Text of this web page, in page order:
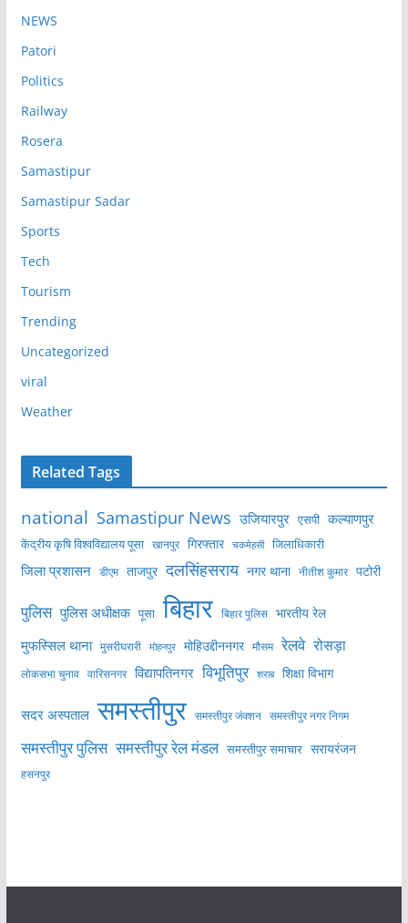
NEWS
Patori
Politics
Railway
Rosera
Samastipur
Samastipur Sadar
Sports
Tech
Tourism
Trending
Uncategorized
viral
Weather
Related Tags
national Samastipur News उजियारपुर एसपी कल्याणपुर
केंद्रीय कृषि विश्वविद्यालय पूसा खानपुर गिरफ्तार चकमेहसी जिलाधिकारी
जिला प्रशासन डीएम ताजपुर दलसिंहसराय नगर थाना नीतीश कुमार पटोरी
पुलिस पुलिस अधीक्षक पूसा बिहार बिहार पुलिस भारतीय रेल
मुफस्सिल थाना मुसरीघरारी मोहनपुर मोहिउद्दीननगर मौसम रेलवे रोसड़ा
लोकसभा चुनाव वारिसनगर विद्यापतिनगर विभूतिपुर शराब शिक्षा विभाग
सदर अस्पताल समस्तीपुर समस्तीपुर जंक्शन समस्तीपुर नगर निगम
समस्तीपुर पुलिस समस्तीपुर रेल मंडल समस्तीपुर समाचार सरायरंजन
हसनपुर